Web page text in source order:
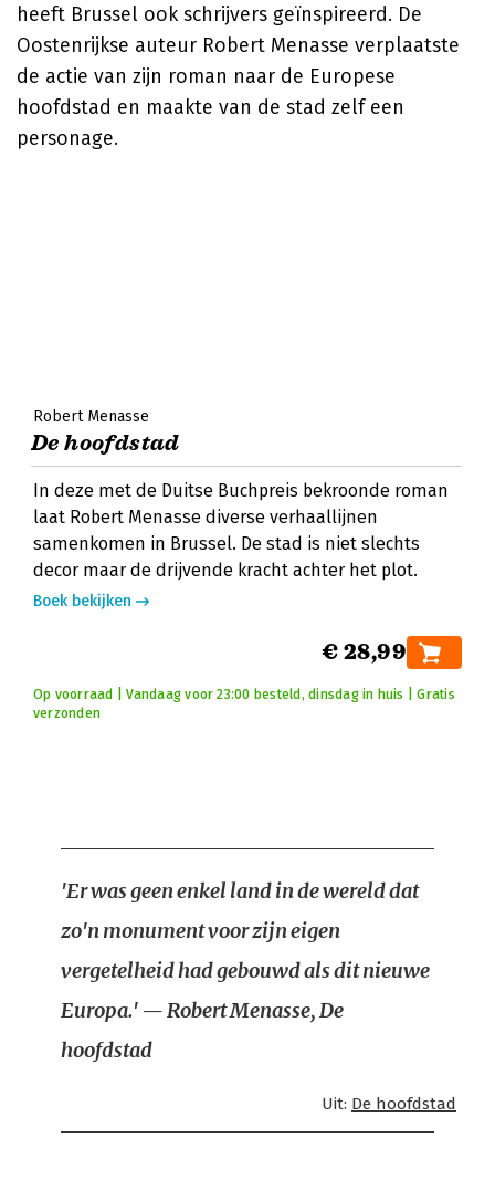
heeft Brussel ook schrijvers geïnspireerd. De
Oostenrijkse auteur Robert Menasse verplaatste
de actie van zijn roman naar de Europese
hoofdstad en maakte van de stad zelf een
personage.
Robert Menasse
De hoofdstad
In deze met de Duitse Buchpreis bekroonde roman
laat Robert Menasse diverse verhaallijnen
samenkomen in Brussel. De stad is niet slechts
decor maar de drijvende kracht achter het plot.
Boek bekijken
€ 28,99
Op voorraad | Vandaag voor 23:00 besteld, dinsdag in huis | Gratis
verzonden
'Er was geen enkel land in de wereld dat
zo'n monument voor zijn eigen
vergetelheid had gebouwd als dit nieuwe
Europa.' — Robert Menasse, De
hoofdstad
Uit: De hoofdstad